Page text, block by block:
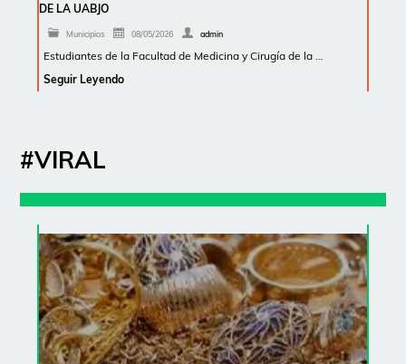
DE LA UABJO
Municipios 08/05/2026 admin
Estudiantes de la Facultad de Medicina y Cirugía de la …
Seguir Leyendo
#VIRAL